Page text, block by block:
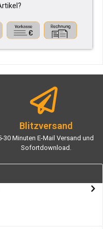
Blitzversand
30 Minuten E-Mail Versand und
Sofortdownload.